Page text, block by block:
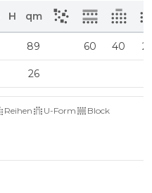
H qm
89 60 40
26
Reihen U-Form
Block